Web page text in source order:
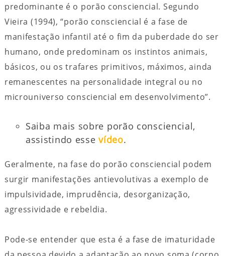
predominante é o porão consciencial. Segundo
Vieira (1994), “porão consciencial é a fase de
manifestação infantil até o fim da puberdade do ser
humano, onde predominam os instintos animais,
básicos, ou os trafares primitivos, máximos, ainda
remanescentes na personalidade integral ou no
microuniverso consciencial em desenvolvimento”.
Saiba mais sobre porão consciencial,
assistindo essevídeo.
Geralmente, na fase do porão consciencial podem
surgir manifestações antievolutivas a exemplo de
impulsividade, imprudência, desorganização,
agressividade e rebeldia.
Pode-se entender que esta é a fase de imaturidade